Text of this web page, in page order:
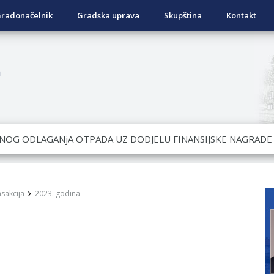
Gradska uprava Skupština Kontakt
SREDSTAVA ZA SUFINANSIRANjE KUPOVINE
KOJI SU OSTVARILI PRAVO NA GRADSKI MJESEČNI
2023. godina